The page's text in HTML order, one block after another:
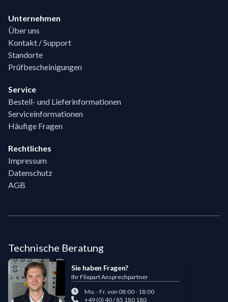
Unternehmen
Über uns
Kontakt / Support
Standorte
Prüfbescheinigungen
Service
Bestell- und Lieferinformationen
Serviceinformationen
Häufige Fragen
Rechtliches
Impressum
Datenschutz
AGB
Technische Beratung
Sie haben Fragen?
Ihr Flixpart Ansprechpartner
Mo. - Fr. von 08:00 - 18:00
+49 (0) 40 / 85 180 180